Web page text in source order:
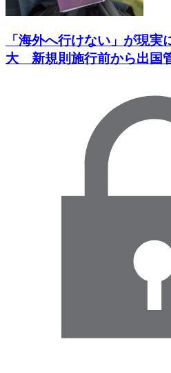
「海外へ行けない」が現
大 新規則施行前から出国